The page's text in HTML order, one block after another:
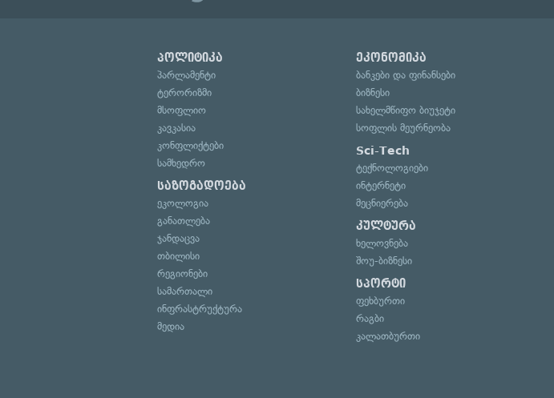
პოლიტიკა
პარლამენტი
ტერორიზმი
მსოფლიო
კავკასია
კონფლიქტები
სამხედრო
საზოგადოება
ეკოლოგია
განათლება
ჯანდაცვა
თბილისი
რეგიონები
სამართალი
ინფრასტრუქტურა
მედია
ეკონომიკა
ბანკები და ფინანსები
ბიზნესი
სახელმწიფო ბიუჯეტი
სოფლის მეურნეობა
Sci-Tech
ტექნოლოგიები
ინტერნეტი
მეცნიერება
კულტურა
ხელოვნება
შოუ-ბიზნესი
სპორტი
ფეხბურთი
რაგბი
კალათბურთი